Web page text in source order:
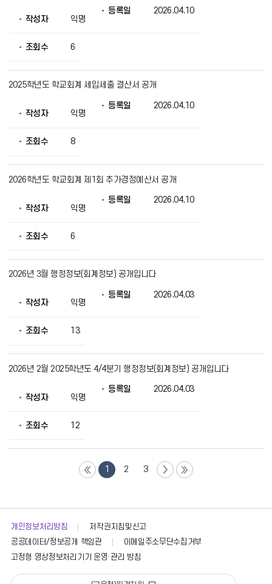
작성자 익명
등록일 2026.04.10
조회수 6
2025학년도 학교회계 세입세출 결산서 공개
작성자 익명
등록일 2026.04.10
조회수 8
2026학년도 학교회계 제1회 추가경정예산서 공개
작성자 익명
등록일 2026.04.10
조회수 6
2026년 3월 행정정보(회계정보) 공개입니다
작성자 익명
등록일 2026.04.03
조회수 13
2026년 2월 2025학년도 4/4분기 행정정보(회계정보) 공개입니다
작성자 익명
등록일 2026.04.03
조회수 12
1 2 3
개인정보처리방침
저작권지침및신고
공공데이터/정보공개 책임관
이메일주소무단수집거부
고정형 영상정보처리기기 운영·관리 방침